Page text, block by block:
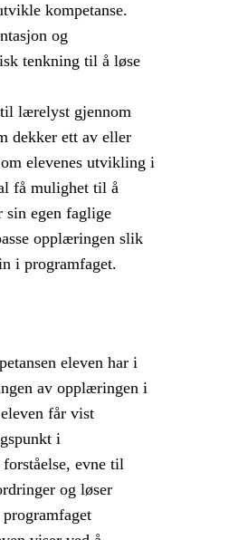
kompetanse.
og
tenkning til å løse
lærelyst gjennom
dekker ett av eller
elevenes utvikling i
få mulighet til å
sin egen faglige
opplæringen slik
i programfaget.
eleven har i
av opplæringen i
får vist
i
evne til
og løser